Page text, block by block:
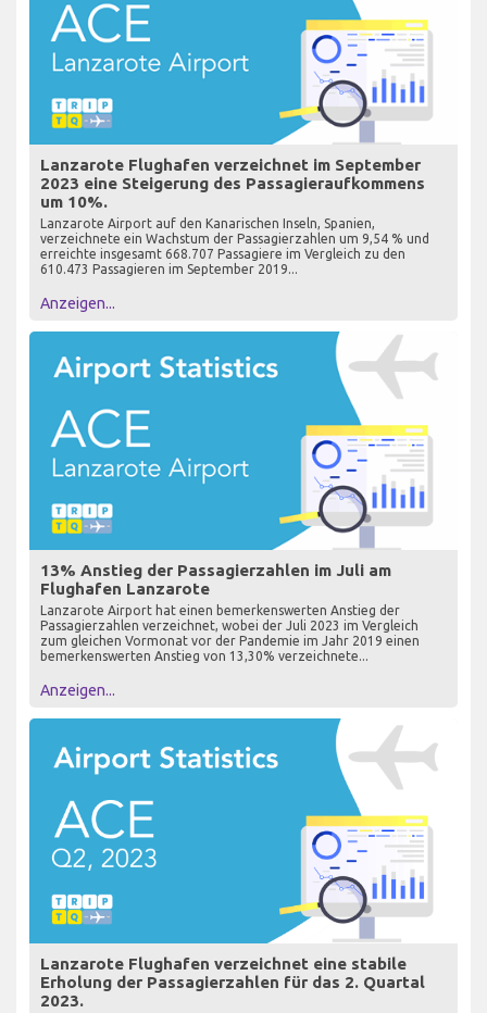
Lanzarote Flughafen verzeichnet im September
2023 eine Steigerung des Passagieraufkommens
um 10%.
Lanzarote Airport auf den Kanarischen Inseln, Spanien,
verzeichnete ein Wachstum der Passagierzahlen um 9,54 % und
erreichte insgesamt 668.707 Passagiere im Vergleich zu den
610.473 Passagieren im September 2019...
Anzeigen...
13% Anstieg der Passagierzahlen im Juli am
Flughafen Lanzarote
Lanzarote Airport hat einen bemerkenswerten Anstieg der
Passagierzahlen verzeichnet, wobei der Juli 2023 im Vergleich
zum gleichen Vormonat vor der Pandemie im Jahr 2019 einen
bemerkenswerten Anstieg von 13,30% verzeichnete...
Anzeigen...
Lanzarote Flughafen verzeichnet eine stabile
Erholung der Passagierzahlen für das 2. Quartal
2023.